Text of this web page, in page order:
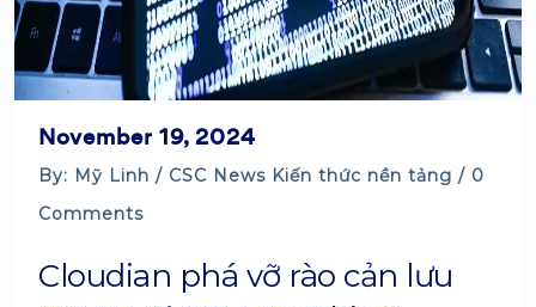
November 19, 2024
By: Mỹ Linh / CSC News Kiến thức nền tảng / 0
Comments
Cloudian phá vỡ rào cản lưu